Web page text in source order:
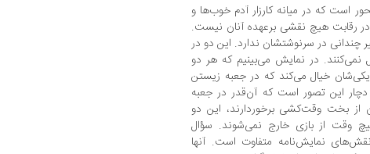
است که در میانه کارزار آدم خوب‌ها و
رقابت هیچ نقشی برعهده آنان نیست.
چندانی در سرنوشتشان ندارد. این دو در
نمی‌کنند. در نمایش می‌بینیم که هر دو
خیال می‌کند که در جعبه زیستن
این تصور است که آن‌قدر در جعبه
از بخت وقت‌کشی برخوردارند، این دو
وقت از بازی خارج نمی‌شوند. سؤال
نقش‌های نمایش‌نامه متفاوت است. آنها